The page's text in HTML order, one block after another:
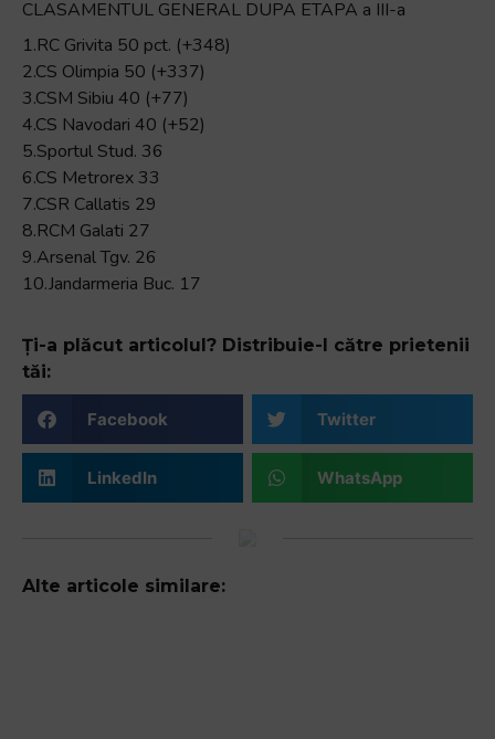
CLASAMENTUL GENERAL DUPA ETAPA a III-a
1.RC Grivita 50 pct. (+348)
2.CS Olimpia 50 (+337)
3.CSM Sibiu 40 (+77)
4.CS Navodari 40 (+52)
5.Sportul Stud. 36
6.CS Metrorex 33
7.CSR Callatis 29
8.RCM Galati 27
9.Arsenal Tgv. 26
10.Jandarmeria Buc. 17
Ți-a plăcut articolul? Distribuie-l către prietenii
tăi:
Facebook Twitter
LinkedIn WhatsApp
Alte articole similare: